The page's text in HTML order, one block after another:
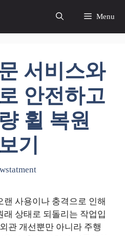
Menu
서비스와
안전하고
휠 복원
기
사용이나 충격으로 인해
래 상태로 되돌리는 작업입
관 개선뿐만 아니라 주행